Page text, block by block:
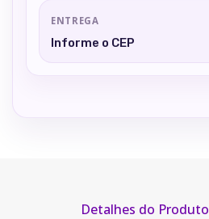
ENTREGA
Informe o CEP
Detalhes do Produto